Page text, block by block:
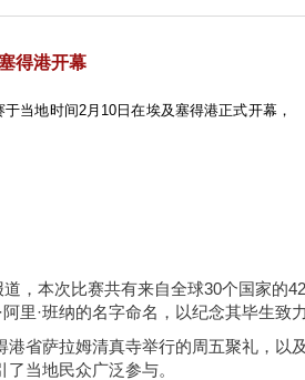
得港开幕
当地时间2月10日在埃及塞得港正式开幕，
，本次比赛共有来自全球30个国家的
里·班纳的名字命名，以纪念其毕生致
港省萨拉姆清真寺举行的周五聚礼，以
当地民众广泛参与。